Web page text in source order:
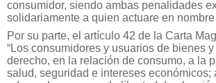
consumidor, siendo ambas penalidades
solidariamente a quien actuare en nombre
Por su parte, el artículo 42 de la Carta
“Los consumidores y usuarios de bienes
derecho, en la relación de consumo, a la
salud, seguridad e intereses económicos;